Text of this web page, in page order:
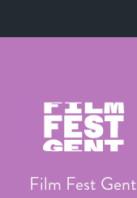
Film Fest Gent